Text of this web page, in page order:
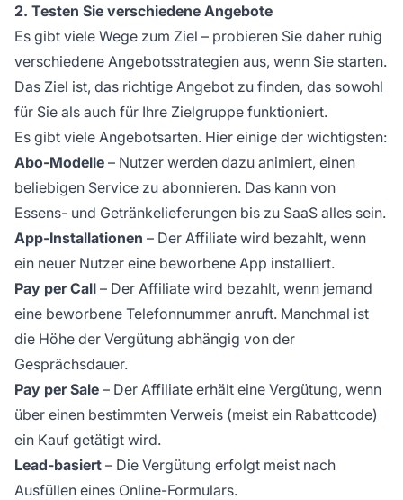
2. Testen Sie verschiedene Angebote
Es gibt viele Wege zum Ziel – probieren Sie daher ruhig
verschiedene Angebotsstrategien aus, wenn Sie starten.
Das Ziel ist, das richtige Angebot zu finden, das sowohl
für Sie als auch für Ihre Zielgruppe funktioniert.
Es gibt viele Angebotsarten. Hier einige der wichtigsten:
Abo-Modelle – Nutzer werden dazu animiert, einen
beliebigen Service zu abonnieren. Das kann von
Essens- und Getränkelieferungen bis zu SaaS alles sein.
App-Installationen – Der Affiliate wird bezahlt, wenn
ein neuer Nutzer eine beworbene App installiert.
Pay per Call – Der Affiliate wird bezahlt, wenn jemand
eine beworbene Telefonnummer anruft. Manchmal ist
die Höhe der Vergütung abhängig von der
Gesprächsdauer.
Pay per Sale – Der Affiliate erhält eine Vergütung, wenn
über einen bestimmten Verweis (meist ein Rabattcode)
ein Kauf getätigt wird.
Lead-basiert – Die Vergütung erfolgt meist nach
Ausfüllen eines Online-Formulars.